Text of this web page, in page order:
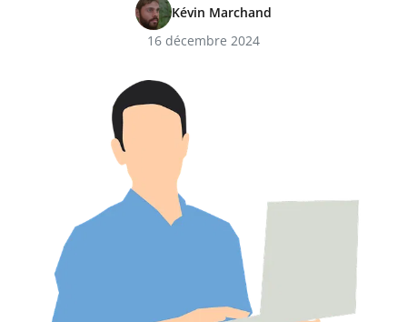
Kévin Marchand
16 décembre 2024